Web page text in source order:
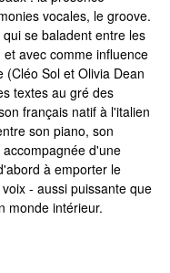
vocales, le groove.
se baladent entre les
avec comme influence
Sol et Olivia Dean
textes au gré des
français natif à l'italien
son piano, son
d'une
à emporter le
- aussi puissante que
monde intérieur.